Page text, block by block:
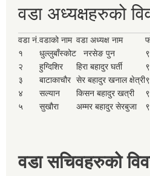
वडा अध्यक्षहरुको
वडा नं.वडाको नाम वडा अध्यक्ष नाम
१
धुल्लुबाँस्कोट नरसेङ पुन
२
हुग्दिशिर हिरा बहादुर घर्ती
३
बाटाकाचौर सेर बहादुर खनाल क्षेत्री
४
सल्यान किसन बहादुर खत्री
५
सुखौरा अम्मर बहादुर सेरबुजा
वडा सचिवहरुको